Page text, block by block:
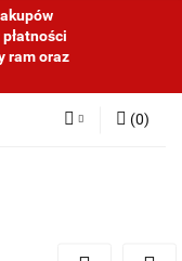
ram oraz
(0)